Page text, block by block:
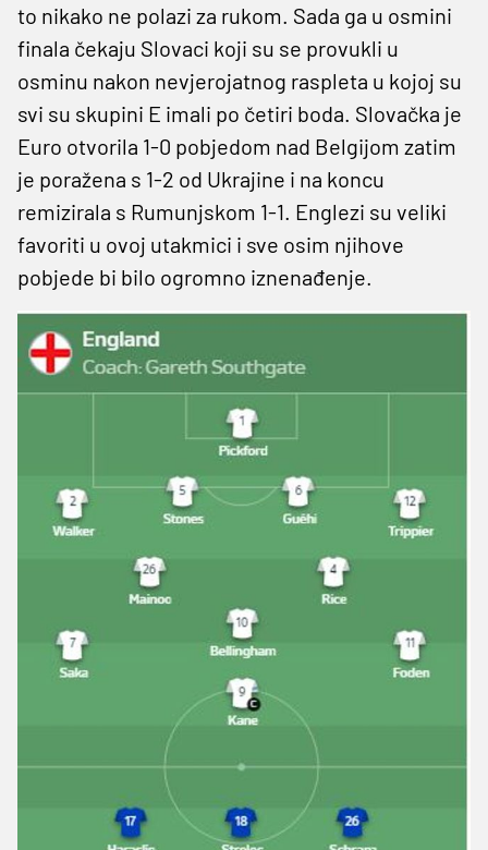
to nikako ne polazi za rukom. Sada ga u osmini
finala čekaju Slovaci koji su se provukli u
osminu nakon nevjerojatnog raspleta u kojoj su
svi su skupini E imali po četiri boda. Slovačka je
Euro otvorila 1-0 pobjedom nad Belgijom zatim
je poražena s 1-2 od Ukrajine i na koncu
remizirala s Rumunjskom 1-1. Englezi su veliki
favoriti u ovoj utakmici i sve osim njihove
pobjede bi bilo ogromno iznenađenje.